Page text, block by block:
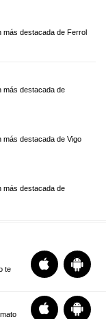
más destacada de Ferrol
más destacada de
más destacada de Vigo
más destacada de
te